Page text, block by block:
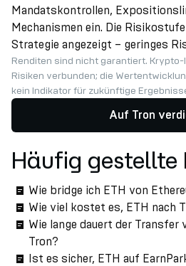
Mandatskontrollen,
Mechanismen ein. Die
Strategie angezeigt – geringes
Renditen sind nicht garantiert.
Risiken verbunden; die
kein Indikator für zukünftige
Auf Tron
Häufig gestellte
Wie bridge ich ETH von
Wie viel kostet es, ETH nach
Wie lange dauert der Transfer
Tron?
Ist es sicher, ETH auf